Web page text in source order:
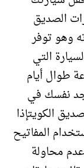
الصديق
وهو توفر
التي
طوال أيام
نفسك في
الكويتإذا
المفاتيح
محاولة